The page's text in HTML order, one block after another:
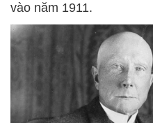
vào năm 1911.